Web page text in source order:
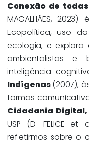
Conexão de
MAGALHÃES,
Ecopolítica, uso
ecologia, e explora
ambientalistas e
inteligência
Indígenas (2007),
formas
Cidadania Digital,
USP (DI FELICE
refletirmos sobre o